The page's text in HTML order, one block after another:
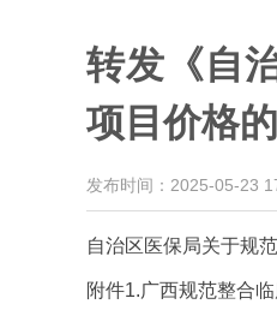
转发《自
项目价格
发布时间：2025-05-23
自治区医保局关于规
附件1.广西规范整合